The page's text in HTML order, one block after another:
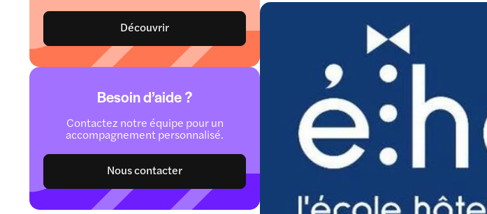
Découvrir
Besoin d’aide ?
Contactez notre équipe pour un
accompagnement personnalisé.
Nous contacter